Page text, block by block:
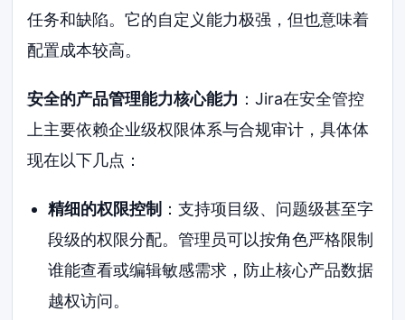
任务和缺陷。它的自定义能力极强，但也意味着
配置成本较高。
安全的产品管理能力核心能力 ：Jira在安全管控
上主要依赖企业级权限体系与合规审计，具体体
现在以下几点：
精细的权限控制 ：支持项目级、问题级甚至字
段级的权限分配。管理员可以按角色严格限制
谁能查看或编辑敏感需求，防止核心产品数据
越权访问。